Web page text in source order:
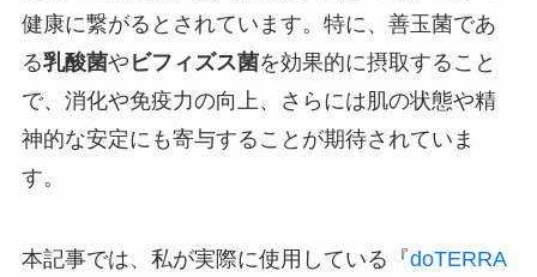
健康に繋がるとされています。特に、善玉菌であ
る乳酸菌や ビフィズス菌を効果的に摂取すること
で、消化や免疫力の向上、さらには肌の状態や精
神的な安定にも寄与することが期待されていま
す。
本記事では、私が実際に使用している『doTERRA